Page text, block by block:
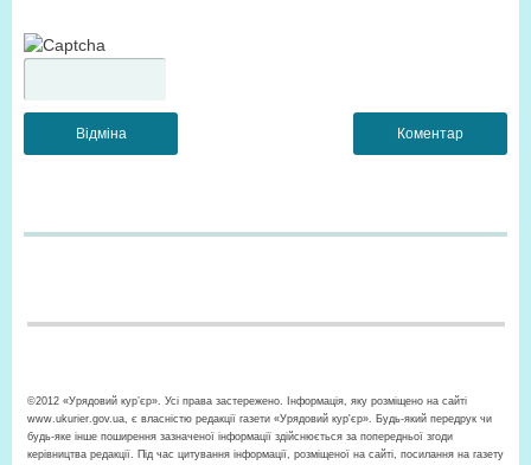
©2012 «Урядовий кур’єр». Усі права застережено. Інформація, яку розміщено на сайті
www.ukurier.gov.ua, є власністю редакції газети «Урядовий кур'єр». Будь-який передрук чи
будь-яке інше поширення зазначеної інформації здійснюється за попередньої згоди
керівництва редакції. Під час цитування інформації, розміщеної на сайті, посилання на газету